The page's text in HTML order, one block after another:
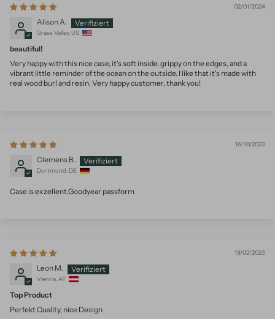
02/01/2024
Alison A.
Grass Valley, US
beautiful!
Very happy with this nice case, it's soft inside, grippy on the edges, and a
vibrant little reminder of the ocean on the outside. I like that it's made with
real wood burl and resin. Very happy customer, thank you!
16/10/2023
Clemens B.
Dortmund, DE
Case is exzellent,Goodyear passform
19/02/2023
Leon M.
Vienna, AT
Top Product
Perfekt Quality, nice Design